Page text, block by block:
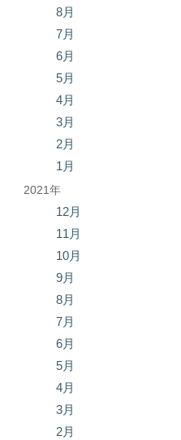
8月
7月
6月
5月
4月
3月
2月
1月
2021年
12月
11月
10月
9月
8月
7月
6月
5月
4月
3月
2月